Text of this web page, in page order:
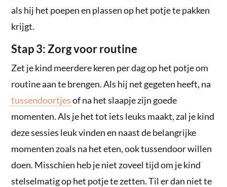
als hij het poepen en plassen op het potje te pakken
krijgt.
Stap 3: Zorg voor routine
Zet je kind meerdere keren per dag op het potje om
routine aan te brengen. Als hij net gegeten heeft, na
tussendoortjesof na het slaapje zijn goede
momenten. Als je het tot iets leuks maakt, zal je kind
deze sessies leuk vinden en naast de belangrijke
momenten zoals na het eten, ook tussendoor willen
doen. Misschien heb je niet zoveel tijd om je kind
stelselmatig op het potje te zetten. Til er dan niet te